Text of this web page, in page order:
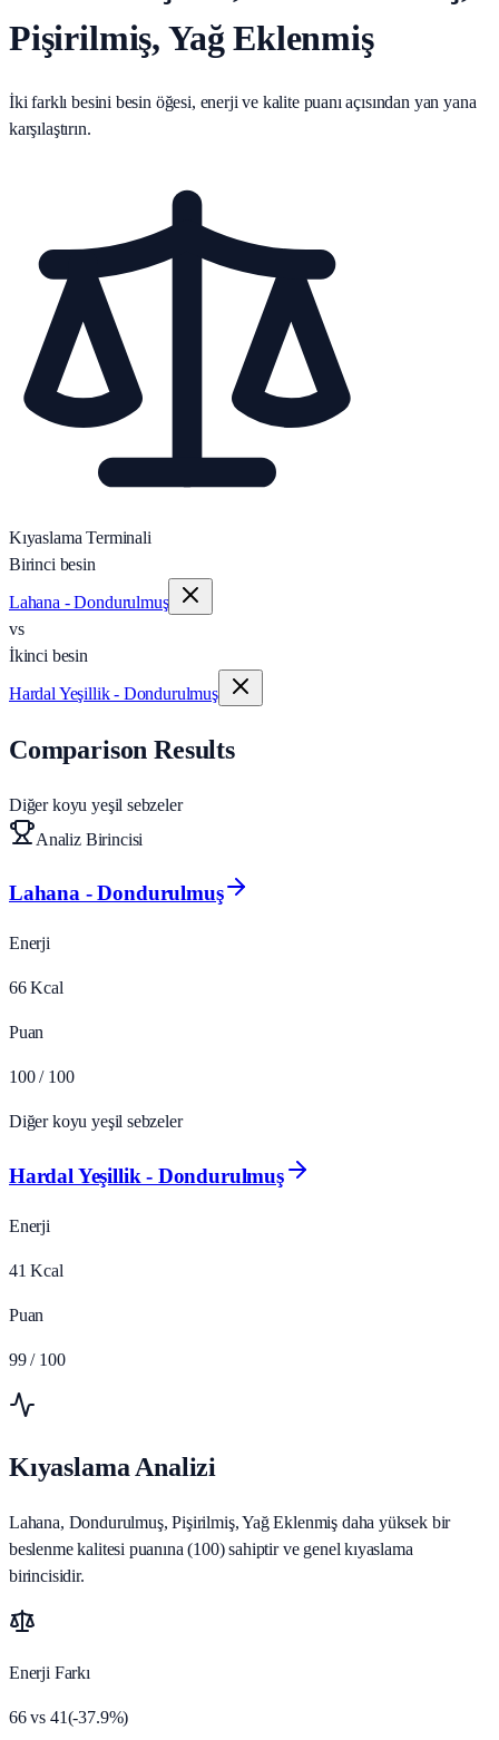
Pişirilmiş, Yağ Eklenmiş
İki farklı besini besin öğesi, enerji ve kalite puanı açısından yan yana
karşılaştırın.
Kıyaslama Terminali
Birinci besin
Lahana - Dondurulmuş
vs
İkinci besin
Hardal Yeşillik - Dondurulmuş
Comparison Results
Diğer koyu yeşil sebzeler
Analiz Birincisi
Lahana - Dondurulmuş
Enerji
66 Kcal
Puan
100 / 100
Diğer koyu yeşil sebzeler
Hardal Yeşillik - Dondurulmuş
Enerji
41 Kcal
Puan
99 / 100
Kıyaslama Analizi
Lahana, Dondurulmuş, Pişirilmiş, Yağ Eklenmiş daha yüksek bir
beslenme kalitesi puanına (100) sahiptir ve genel kıyaslama
birincisidir.
Enerji Farkı
66vs 41(-37.9%)